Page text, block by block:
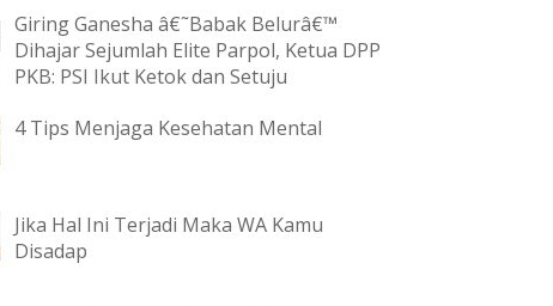
Giring Ganesha â€˜Babak Belurâ€™
Dihajar Sejumlah Elite Parpol, Ketua DPP
PKB: PSI Ikut Ketok dan Setuju
4 Tips Menjaga Kesehatan Mental
Jika Hal Ini Terjadi Maka WA Kamu
Disadap